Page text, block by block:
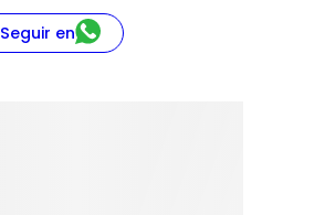
Seguir en